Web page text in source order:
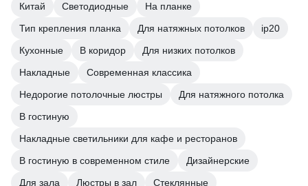
Китай
Светодиодные
На планке
Тип крепления планка
Для натяжных потолков
ip20
Кухонные
В коридор
Для низких потолков
Накладные
Современная классика
Недорогие потолочные люстры
Для натяжного потолка
В гостиную
Накладные светильники для кафе и ресторанов
В гостиную в современном стиле
Дизайнерские
Для зала
Люстры в зал
Стеклянные